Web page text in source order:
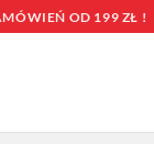
OD 199 ZŁ !